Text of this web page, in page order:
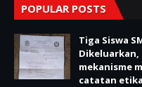
POPULAR POSTS
Tiga Siswa
Dikeluarkan,
mekanisme
catatan